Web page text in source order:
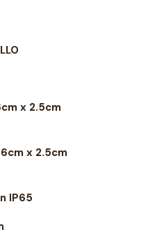
x 2.5cm
x 2.5cm
IP65